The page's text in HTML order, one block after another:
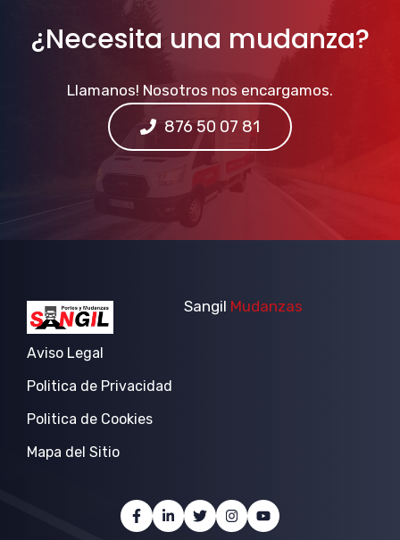
¿Necesita una mudanza?
Llamanos! Nosotros nos encargamos.
876 50 07 81
Sangil Mudanzas
Aviso Legal
Politica de Privacidad
Politica de Cookies
Mapa del Sitio